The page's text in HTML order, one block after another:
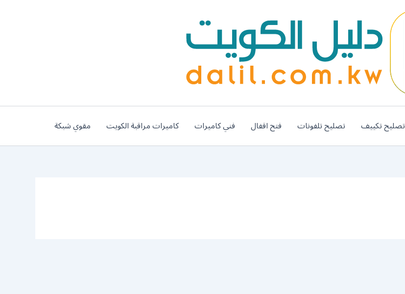
تصليح تكييف تصليح تلفونات فتح اقفال فني كاميرات كاميرات مراقبة الكويت مقوي شبكة